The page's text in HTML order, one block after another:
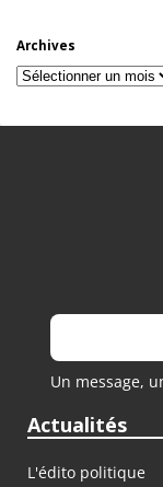
Archives
Archives
Un message,
Actualités
L'édito politique